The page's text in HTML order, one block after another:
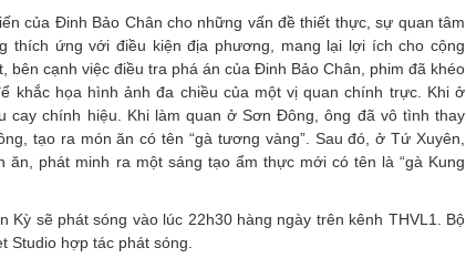
của Đinh Bảo Chân cho những vấn đề thiết thực, sự quan tâm
thích ứng với điều kiện địa phương, mang lại lợi ích cho cộng
cạnh việc điều tra phá án của Đinh Bảo Chân, phim đã khéo
khắc họa hình ảnh đa chiều của một vị quan chính trực. Khi ở
cay chính hiệu. Khi làm quan ở Sơn Đông, ông đã vô tình thay
tạo ra món ăn có tên “gà tương vàng”. Sau đó, ở Tứ Xuyên,
ăn, phát minh ra một sáng tạo ẩm thực mới có tên là “gà Kung
Kỳ sẽ phát sóng vào lúc 22h30 hàng ngày trên kênh THVL1. Bộ
Studio hợp tác phát sóng.